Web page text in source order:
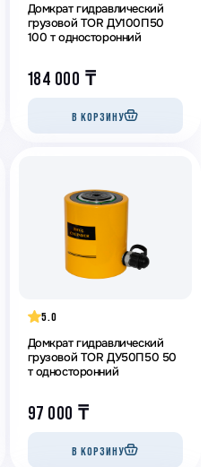
Домкрат гидравлический
грузовой TOR ДУ100П50
100 т односторонний
184 000 ₸
В КОРЗИНУ
5.0
Домкрат гидравлический
грузовой TOR ДУ50П50 50
т односторонний
97 000 ₸
В КОРЗИНУ